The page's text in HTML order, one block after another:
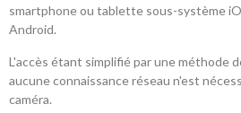
smartphone ou tablette sous-système
Android.
L'accès étant simplifié par une méthode
aucune connaissance réseau n'est
caméra.